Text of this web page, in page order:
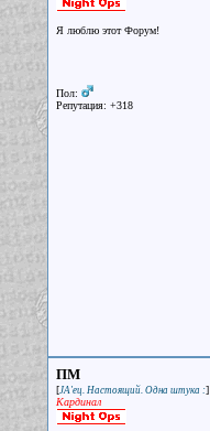
Я люблю этот Форум!
Пол:
Репутация: +318
ПМ
[JA'ец. Настоящий. Одна штука :]
Кардинал